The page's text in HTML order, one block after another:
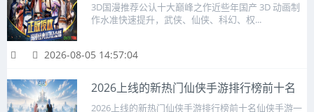
3D国漫推荐公认十大巅峰之作近些年国产 3D 动画制
作水准快速提升，武侠、仙侠、科幻、权...
2026-08-05 14:57:04
2026上线的新热门仙侠手游排行榜前十名
2026上线的新热门仙侠手游排行榜前十名仙侠手游一